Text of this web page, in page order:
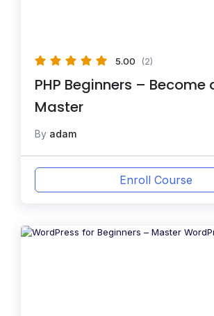
5.00 (2)
PHP Beginners – Become
Master
By adam
Enroll Course